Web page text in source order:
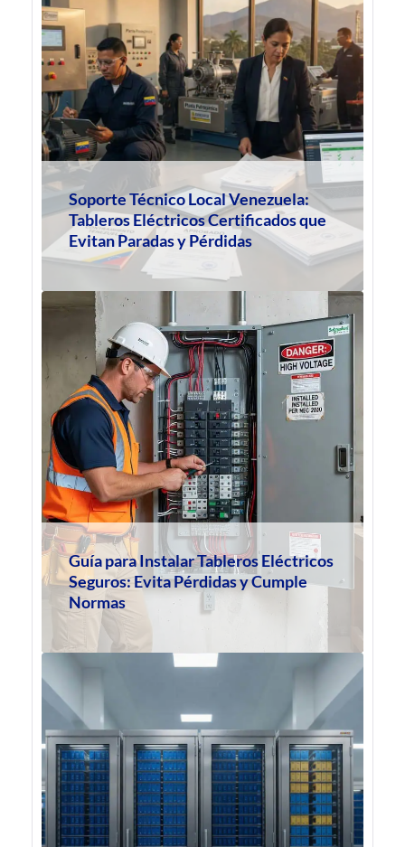
Soporte Técnico Local Venezuela:
Tableros Eléctricos Certificados que
Evitan Paradas y Pérdidas
Guía para Instalar Tableros Eléctricos
Seguros: Evita Pérdidas y Cumple
Normas